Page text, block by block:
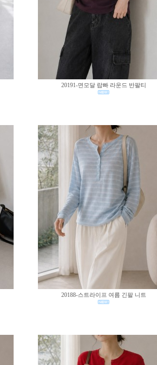
20191-면모달 랍빠 라운드 반팔티
20188-스트라이프 여름 긴팔 니트